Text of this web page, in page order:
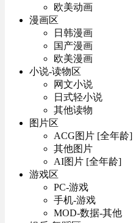
欧美动画
漫画区
日韩漫画
国产漫画
欧美漫画
小说-读物区
网文小说
日式轻小说
其他读物
图片区
ACG图片 [全年龄]
其他图片
AI图片 [全年龄]
游戏区
PC-游戏
手机-游戏
MOD-数据-其他